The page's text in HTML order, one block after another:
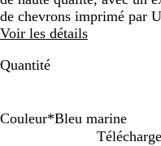
les
touches
fléchées
pour
les
de chevrons imprimé par
Voir les détails
Quantité
Couleur*Bleu marine